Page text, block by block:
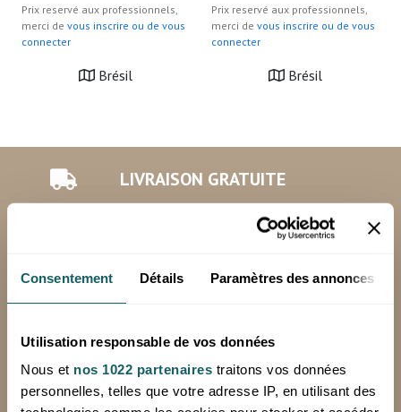
Consentement Détails Paramètres des annonces
Utilisation responsable de vos données
Nous et nos 1022 partenaires traitons vos données
personnelles, telles que votre adresse IP, en utilisant des
Prix reservé aux professionnels,
merci de vous inscrire ou de vous
connecter
Brésil
Prix reservé aux professionnels,
merci de vous inscrire ou de vous
connecter
Brésil
LIVRAISON GRATUITE
en France métropolitaine, hors corse en
24 à 72h (jours ouvrés), à partir de 250€
*Hors livraison spéciale (Chronopost, sur palette)
RETOURS OFFERTS